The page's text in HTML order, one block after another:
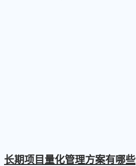
长期项目量化管理方案有哪些